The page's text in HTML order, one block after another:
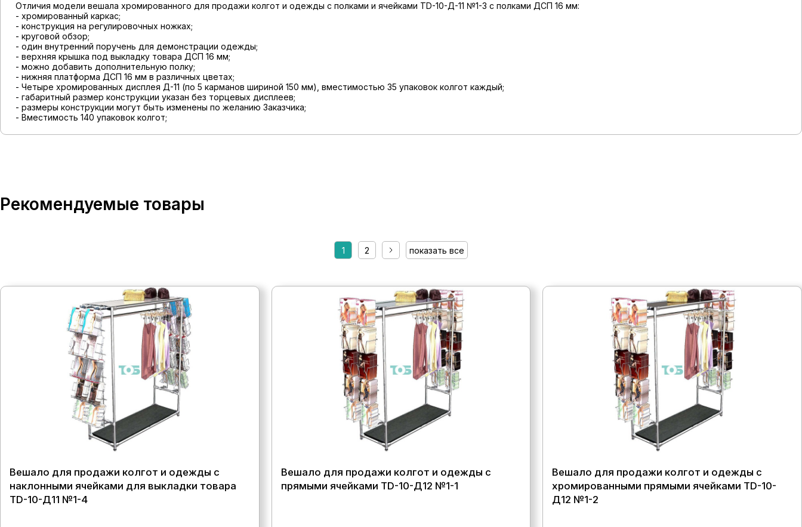
Отличия модели вешала хромированного для продажи колгот и одежды с полками и ячейками TD-10-Д-11 №1-3 с полками ДСП 16 мм:
- хромированный каркас;
- конструкция на регулировочных ножках;
- круговой обзор;
- один внутренний поручень для демонстрации одежды;
- верхняя крышка под выкладку товара ДСП 16 мм;
- можно добавить дополнительную полку;
- нижняя платформа ДСП 16 мм в различных цветах;
- Четыре хромированных дисплея Д-11 (по 5 карманов шириной 150 мм), вместимостью 35 упаковок колгот каждый;
- габаритный размер конструкции указан без торцевых дисплеев;
- размеры конструкции могут быть изменены по желанию Заказчика;
- Вместимость 140 упаковок колгот;
Рекомендуемые товары
1 2 показать все
Вешало для продажи колгот и одежды с
наклонными ячейками для выкладки товара
TD-10-Д11 №1-4
Вешало для продажи колгот и одежды с
прямыми ячейками TD-10-Д12 №1-1
Вешало для продажи колгот и одежды с
хромированными прямыми ячейками TD-10-
Д12 №1-2